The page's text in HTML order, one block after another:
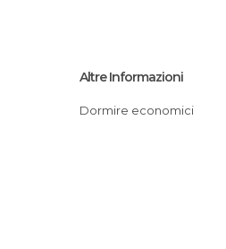
Altre Informazioni
Dormire economici